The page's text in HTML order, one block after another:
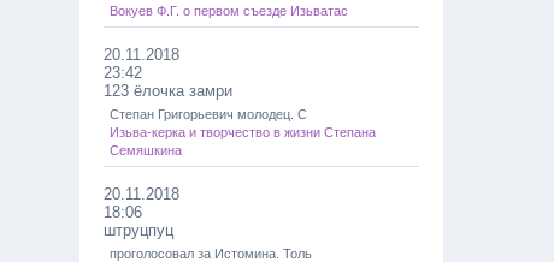
Вокуев Ф.Г. о первом съезде Изьватас
20.11.2018
23:42
123 ёлочка замри
Степан Григорьевич молодец. С
Изьва-керка и творчество в жизни Степана
Семяшкина
20.11.2018
18:06
штруцпуц
проголосовал за Истомина. Толь